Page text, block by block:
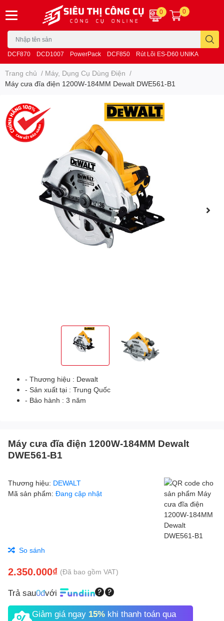
DCF870 DCD1007 PowerPack DCF850 Rút Lõi ES-D60 UNIKA
0 0
Trang chủ / Máy, Dụng Cụ Dùng Điện /
Máy cưa đĩa điện 1200W-184MM Dewalt DWE561-B1
- Thương hiệu : Dewalt
- Sản xuất tại : Trung Quốc
- Bảo hành : 3 năm
Máy cưa đĩa điện 1200W-184MM Dewalt
DWE561-B1
Thương hiệu: DEWALT
Mã sản phẩm: Đang cập nhật
So sánh
2.350.000₫ (Đã bao gồm VAT)
Trả sau0đvới
Giảm giá ngay 15%khi thanh toán qua